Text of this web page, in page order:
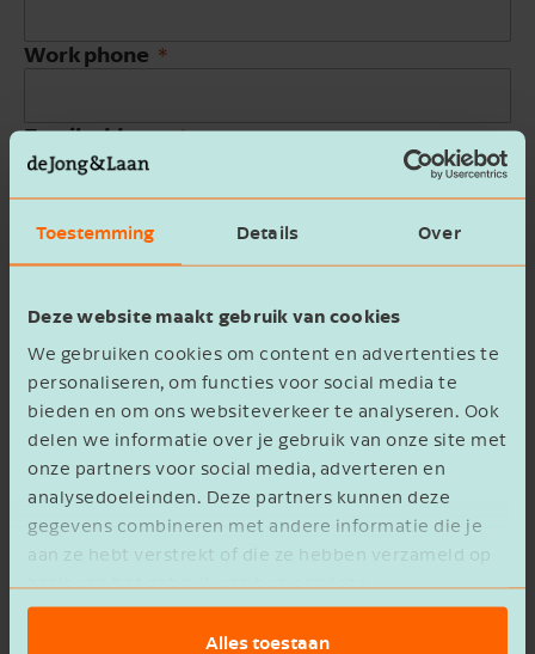
Toestemming Details Over
Deze website maakt gebruik van cookies
We gebruiken cookies om content en advertenties te
personaliseren, om functies voor social media te
bieden en om ons websiteverkeer te analyseren. Ook
delen we informatie over je gebruik van onze site met
onze partners voor social media, adverteren en
analysedoeleinden. Deze partners kunnen deze
gegevens combineren met andere informatie die je
aan ze hebt verstrekt of die ze hebben verzameld op
basis van het gebruik van hun services.
Alles toestaan
Work phone
Email address
I agree to theprivacy statement
Verzenden